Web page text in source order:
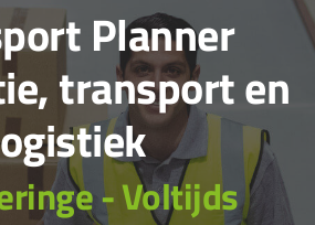
Planner
transport en
- Voltijds